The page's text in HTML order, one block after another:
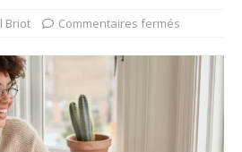
Briot Commentaires fermés